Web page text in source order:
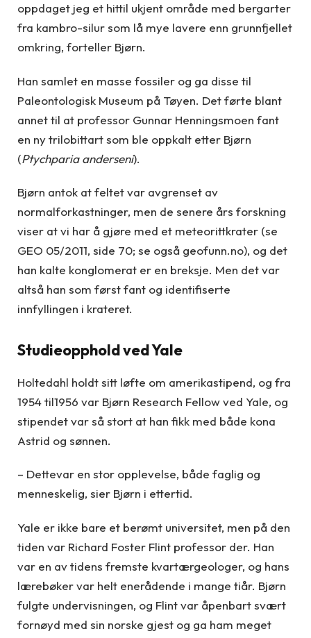
oppdaget jeg et hittil ukjent område med bergarter
fra kambro-silur som lå mye lavere enn grunnfjellet
omkring, forteller Bjørn.
Han samlet en masse fossiler og ga disse til
Paleontologisk Museum på Tøyen. Det førte blant
annet til at professor Gunnar Henningsmoen fant
en ny trilobittart som ble oppkalt etter Bjørn
(Ptychparia anderseni).
Bjørn antok at feltet var avgrenset av
normalforkastninger, men de senere års forskning
viser at vi har å gjøre med et meteorittkrater (se
GEO 05/2011, side 70; se også geofunn.no), og det
han kalte konglomerat er en breksje. Men det var
altså han som først fant og identifiserte
innfyllingen i krateret.
Studieopphold ved Yale
Holtedahl holdt sitt løfte om amerikastipend, og fra
1954 til1956 var Bjørn Research Fellow ved Yale, og
stipendet var så stort at han fikk med både kona
Astrid og sønnen.
– Dettevar en stor opplevelse, både faglig og
menneskelig, sier Bjørn i ettertid.
Yale er ikke bare et berømt universitet, men på den
tiden var Richard Foster Flint professor der. Han
var en av tidens fremste kvartærgeologer, og hans
lærebøker var helt enerådende i mange tiår. Bjørn
fulgte undervisningen, og Flint var åpenbart svært
fornøyd med sin norske gjest og ga ham meget